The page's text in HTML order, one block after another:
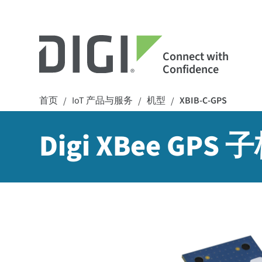
Connect with
Confidence
首页 / IoT 产品与服务 / 机型 / XBIB-C-GPS
Digi XBee GPS